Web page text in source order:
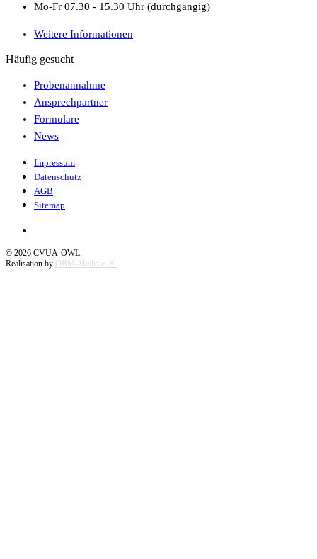
Mo-Fr 07.30 - 15.30 Uhr (durchgängig)
Weitere Informationen
Häufig gesucht
Probenannahme
Ansprechpartner
Formulare
News
Impressum
Datenschutz
AGB
Sitemap
© 2026 CVUA-OWL.
Realisation by OBM-Media e. K.